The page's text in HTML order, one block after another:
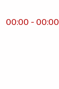
00:00 - 00:00